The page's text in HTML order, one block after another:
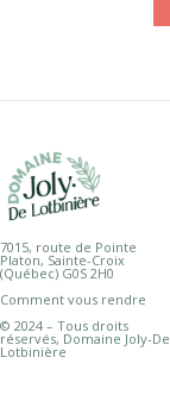
7015, route de Pointe
Platon, Sainte-Croix
(Québec) G0S 2H0
Comment vous rendre
© 2024 – Tous droits
réservés, Domaine Joly-De
Lotbinière